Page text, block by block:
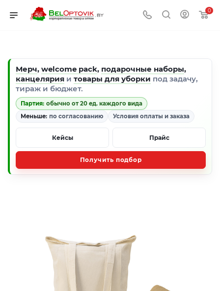
0
Мерч, welcome pack, подарочные наборы,
канцелярия и товары для уборки под задачу,
тираж и бюджет.
Партия: обычно от 20 ед. каждого вида
Меньше: по согласованию Условия оплаты и заказа
Кейсы Прайс
Получить подбор